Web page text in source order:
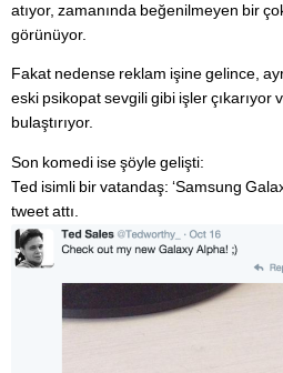
atıyor, zamanında beğenilmeyen bir
görünüyor.
Fakat nedense reklam işine gelince,
eski psikopat sevgili gibi işler çıkarıyor
bulaştırıyor.
Son komedi ise şöyle gelişti:
Ted isimli bir vatandaş: ‘Samsung
tweet attı.